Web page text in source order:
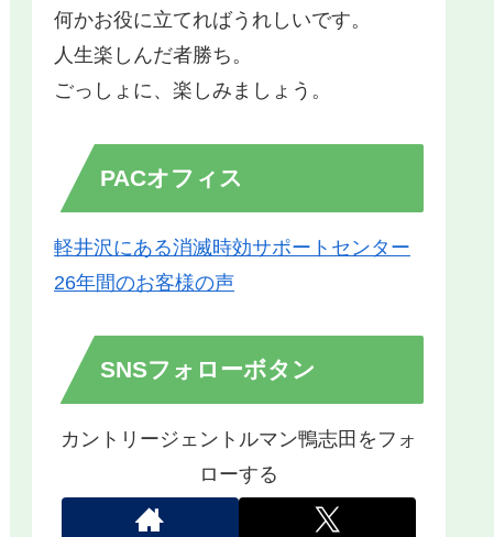
何かお役に立てればうれしいです。
人生楽しんだ者勝ち。
ごっしょに、楽しみましょう。
PACオフィス
軽井沢にある消滅時効サポートセンター
26年間のお客様の声
SNSフォローボタン
カントリージェントルマン鴨志田をフォ
ローする